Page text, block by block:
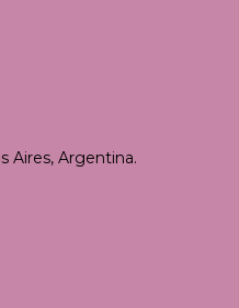
Aires, Argentina.